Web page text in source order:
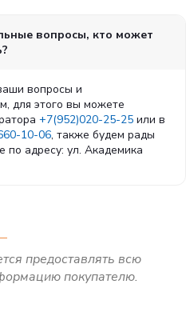
вопросы, кто может
вопросы и
для этого вы можете
+7(952)020-25-25 или в
10-06, также будем рады
по адресу: ул. Академика
предоставлять всю
покупателю.